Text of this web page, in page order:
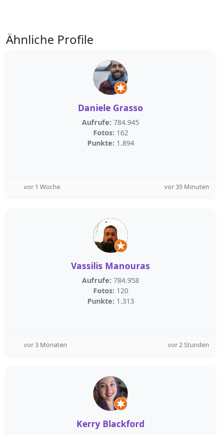
Ähnliche Profile
Daniele Grasso
Aufrufe: 784.945
Fotos: 162
Punkte: 1.894
vor 1 Woche vor 35 Minuten
Vassilis Manouras
Aufrufe: 784.958
Fotos: 120
Punkte: 1.313
vor 3 Monaten vor 2 Stunden
Kerry Blackford